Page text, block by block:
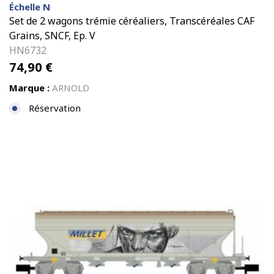
Échelle N
Set de 2 wagons trémie céréaliers, Transcéréales CAF
Grains, SNCF, Ep. V
HN6732
74,90 €
Marque : ARNOLD
Réservation